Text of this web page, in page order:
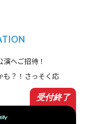
へご招待！
も？！さっそく応
受付終了